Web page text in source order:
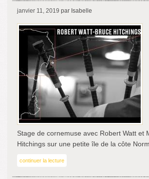
janvier 11, 2019 par Isabelle
Stage de cornemuse avec Robert Watt et
Hitchings sur une petite île de la côte
continuer la lecture